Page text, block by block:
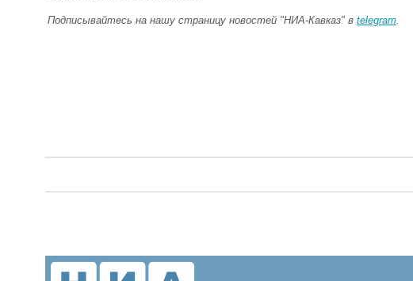
Подписывайтесь на нашу страницу новостей "НИА-Кавказ" в telegram